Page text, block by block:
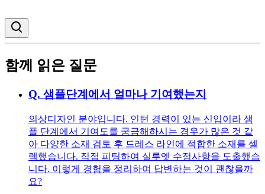
함께 읽은 질문
Q. 샘플단계에서 얼마나 기여했는지
의상디자인 분야입니다. 인턴 경력이 있는 신입이라 샘
플 단계에서 기여도를 궁금해하시는 경우가 많은 것 같
아 다양한 소재 검토 후 드레스 라인에 적합한 소재를 셀
렉했습니다. 직접 피팅하여 실루엣 수정사항을 도출했습
니다. 이렇게 경험을 정리하여 답변하는 것이 괜찮을까
요?